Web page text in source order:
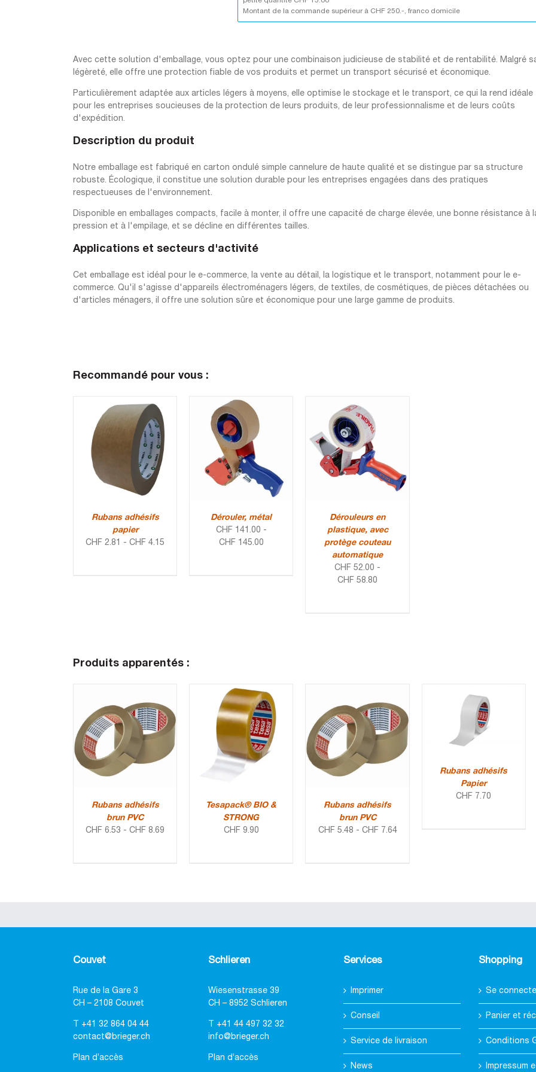
Montant de la commande supérieur à CHF 250.-, franco domicile
Avec cette solution d'emballage, vous optez pour une combinaison judicieuse de stabilité et de rentabilité. Malgré
légèreté, elle offre une protection fiable de vos produits et permet un transport sécurisé et économique.
Particulièrement adaptée aux articles légers à moyens, elle optimise le stockage et le transport, ce qui la rend idéale
pour les entreprises soucieuses de la protection de leurs produits, de leur professionnalisme et de leurs coûts
d'expédition.
Description du produit
Notre emballage est fabriqué en carton ondulé simple cannelure de haute qualité et se distingue par sa structure
robuste. Écologique, il constitue une solution durable pour les entreprises engagées dans des pratiques
respectueuses de l'environnement.
Disponible en emballages compacts, facile à monter, il offre une capacité de charge élevée, une bonne résistance à
pression et à l'empilage, et se décline en différentes tailles.
Applications et secteurs d'activité
Cet emballage est idéal pour le e-commerce, la vente au détail, la logistique et le transport, notamment pour le e-
commerce. Qu'il s'agisse d'appareils électroménagers légers, de textiles, de cosmétiques, de pièces détachées ou
d'articles ménagers, il offre une solution sûre et économique pour une large gamme de produits.
Recommandé pour vous :
Rubans adhésifs
papier
CHF 2.81 -CHF 4.15
Dérouler, métal
CHF 141.00 -
CHF 145.00
Dérouleurs en
plastique, avec
protège couteau
automatique
CHF 52.00 -
CHF 58.80
Produits apparentés :
Rubans adhésifs
brun PVC
CHF 6.53 -CHF 8.69
Tesapack® BIO &
STRONG
CHF 9.90
Rubans adhésifs
brun PVC
CHF 5.48 - CHF 7.64
Rubans adhésifs
Papier
CHF
7.70
Couvet
Rue de la Gare 3
CH – 2108 Couvet
+41 32 864 04 44
contact@brieger.ch
Plan d’accès
Schlieren
Wiesenstrasse 39
CH – 8952 Schlieren
+41 44 497 32 32
info@brieger.ch
Plan d’accès
Services
Imprimer
Conseil
Service de livraison
News
Shopping
Se
Panier et
Conditions
Impressum